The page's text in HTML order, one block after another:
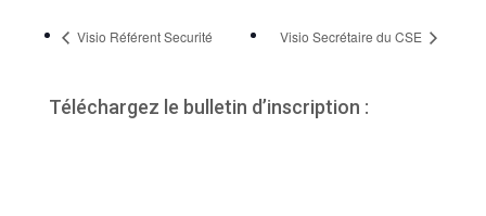
Visio Référent Securité Visio Secrétaire du CSE
Téléchargez le bulletin d’inscription :